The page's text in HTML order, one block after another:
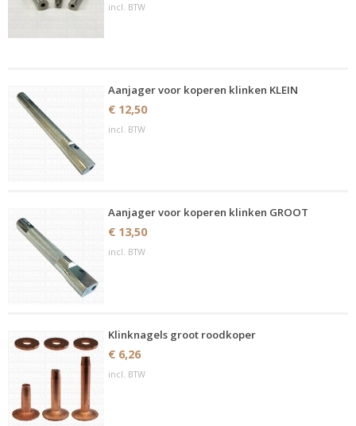
incl. BTW
Aanjager voor koperen klinken KLEIN
€ 12,50
incl. BTW
Aanjager voor koperen klinken GROOT
€ 13,50
incl. BTW
Klinknagels groot roodkoper
€ 6,26
incl. BTW